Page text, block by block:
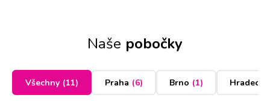
Naše pobočky
Všechny (11) Praha (6) Brno (1) Hradec